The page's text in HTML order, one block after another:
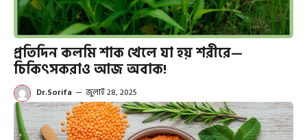
প্রতিদিন কলমি শাক খেলে যা হয় শরীরে—
চিকিৎসকরাও আজ অবাক!
Dr.Sorifa — জুলাই 28, 2025